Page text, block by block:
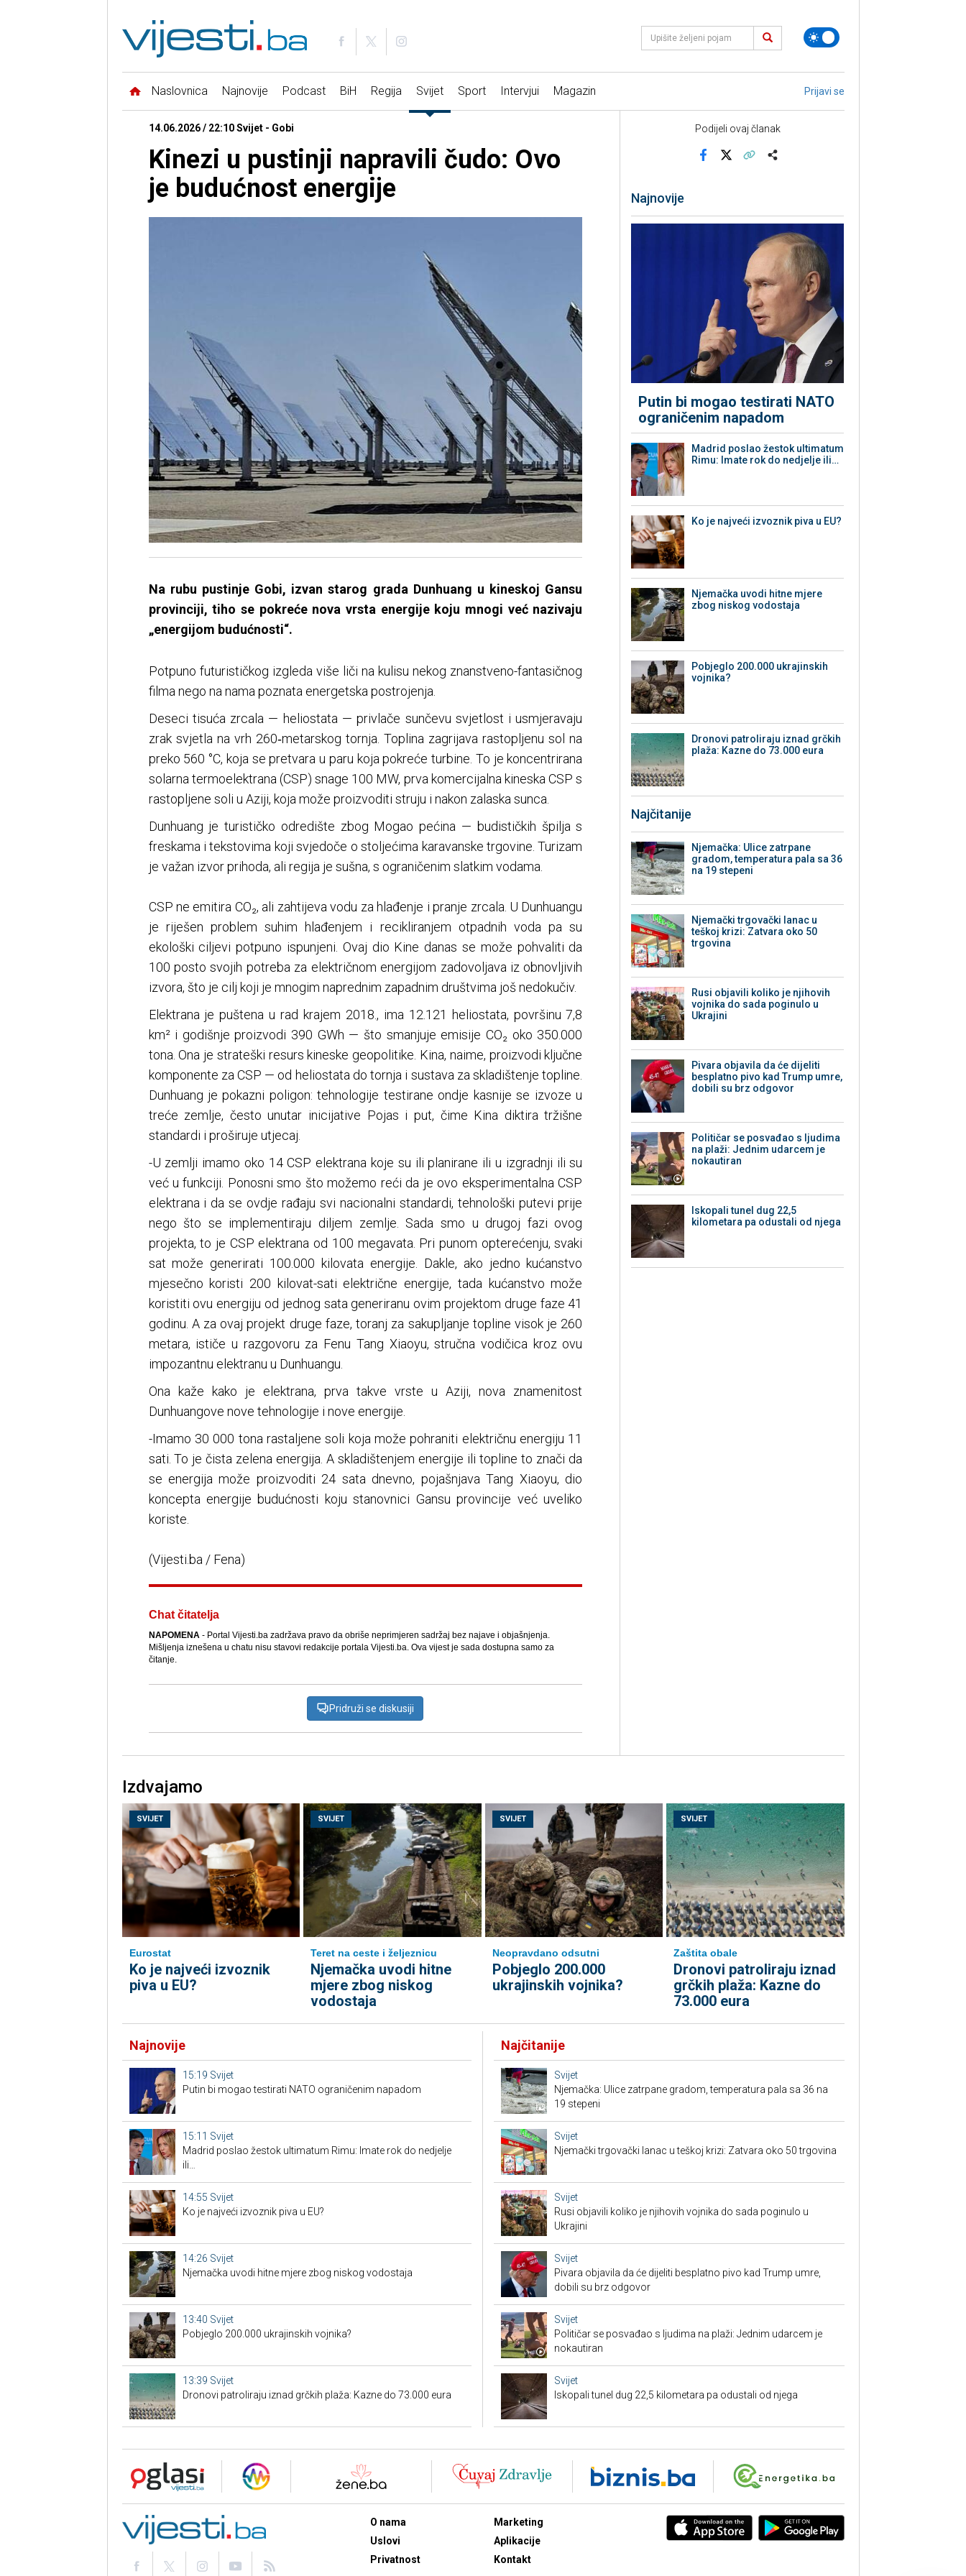
Naslovnica Najnovije Podcast BiH Regija Svijet Sport Intervjui Magazin Prijavi se
14.06.2026 / 22:10 Svijet - Gobi
Kinezi u pustinji napravili čudo: Ovo
je budućnost energije
Na rubu pustinje Gobi, izvan starog grada Dunhuang u kineskoj Gansu
provinciji, tiho se pokreće nova vrsta energije koju mnogi već nazivaju
„energijom budućnosti“.
Potpuno futurističkog izgleda više liči na kulisu nekog znanstveno-fantasičnog
filma nego na nama poznata energetska postrojenja.
Deseci tisuća zrcala — heliostata — privlače sunčevu svjetlost i usmjeravaju
zrak svjetla na vrh 260‑metarskog tornja. Toplina zagrijava rastopljenu sol na
preko 560 °C, koja se pretvara u paru koja pokreće turbine. To je koncentrirana
solarna termoelektrana (CSP) snage 100 MW, prva komercijalna kineska CSP s
rastopljene soli u Aziji, koja može proizvoditi struju i nakon zalaska sunca.
Dunhuang je turističko odredište zbog Mogao pećina — budističkih špilja s
freskama i tekstovima koji svjedoče o stoljećima karavanske trgovine. Turizam
je važan izvor prihoda, ali regija je sušna, s ograničenim slatkim vodama.
CSP ne emitira CO₂, ali zahtijeva vodu za hlađenje i pranje zrcala. U Dunhuangu
je riješen problem suhim hlađenjem i recikliranjem otpadnih voda pa su
ekološki ciljevi potpuno ispunjeni. Ovaj dio Kine danas se može pohvaliti da
100 posto svojih potreba za električnom energijom zadovoljava iz obnovljivih
izvora, što je cilj koji je mnogim naprednim zapadnim društvima još nedokučiv.
Elektrana je puštena u rad krajem 2018., ima 12.121 heliostata, površinu 7,8
km² i godišnje proizvodi 390 GWh — što smanjuje emisije CO₂ oko 350.000
tona. Ona je strateški resurs kineske geopolitike. Kina, naime, proizvodi ključne
komponente za CSP — od heliostata do tornja i sustava za skladištenje topline.
Dunhuang je pokazni poligon: tehnologije testirane ondje kasnije se izvoze u
treće zemlje, često unutar inicijative Pojas i put, čime Kina diktira tržišne
standardi i proširuje utjecaj.
-U zemlji imamo oko 14 CSP elektrana koje su ili planirane ili u izgradnji ili su
već u funkciji. Ponosni smo što možemo reći da je ovo eksperimentalna CSP
elektrana i da se ovdje rađaju svi nacionalni standardi, tehnološki putevi prije
nego što se implementiraju diljem zemlje. Sada smo u drugoj fazi ovog
projekta, to je CSP elektrana od 100 megavata. Pri punom opterećenju, svaki
sat može generirati 100.000 kilovata energije. Dakle, ako jedno kućanstvo
mjesečno koristi 200 kilovat-sati električne energije, tada kućanstvo može
koristiti ovu energiju od jednog sata generiranu ovim projektom druge faze 41
godinu. A za ovaj projekt druge faze, toranj za sakupljanje topline visok je 260
metara, ističe u razgovoru za Fenu Tang Xiaoyu, stručna vodičica kroz ovu
impozantnu elektranu u Dunhuangu.
Ona kaže kako je elektrana, prva takve vrste u Aziji, nova znamenitost
Dunhuangove nove tehnologije i nove energije.
-Imamo 30 000 tona rastaljene soli koja može pohraniti električnu energiju 11
sati. To je čista zelena energija. A skladištenjem energije ili topline to znači da
se energija može proizvoditi 24 sata dnevno, pojašnjava Tang Xiaoyu, dio
koncepta energije budućnosti koju stanovnici Gansu provincije već uveliko
koriste.
(Vijesti.ba / Fena)
Chat čitatelja
NAPOMENA- Portal Vijesti.ba zadržava pravo da obriše neprimjeren sadržaj bez najave i objašnjenja.
Mišljenja iznešena u chatu nisu stavovi redakcije portala Vijesti.ba. Ova vijest je sada dostupna samo za
čitanje.
Pridruži se diskusiji
Podijeli ovaj članak
Najnovije
Putin bi mogao testirati NATO
ograničenim napadom
Madrid poslao žestok ultimatum
Rimu: Imate rok do nedjelje ili…
Ko je najveći izvoznik piva u EU?
Njemačka uvodi hitne mjere
zbog niskog vodostaja
Pobjeglo 200.000 ukrajinskih
vojnika?
Dronovi patroliraju iznad grčkih
plaža: Kazne do 73.000 eura
Najčitanije
Njemačka: Ulice zatrpane
gradom, temperatura pala sa 36
na 19 stepeni
Njemački trgovački lanac u
teškoj krizi: Zatvara oko 50
trgovina
Rusi objavili koliko je njihovih
vojnika do sada poginulo u
Ukrajini
Pivara objavila da će dijeliti
besplatno pivo kad Trump umre,
dobili su brz odgovor
Političar se posvađao s ljudima
na plaži: Jednim udarcem je
nokautiran
Iskopali tunel dug 22,5
kilometara pa odustali od njega
Izdvajamo
SVIJET
Eurostat
Ko je najveći izvoznik
piva u EU?
SVIJET
Teret na ceste i željeznicu
Njemačka uvodi hitne
mjere zbog niskog
vodostaja
SVIJET
Neopravdano odsutni
Pobjeglo 200.000
ukrajinskih vojnika?
SVIJET
Zaštita obale
Dronovi patroliraju iznad
grčkih plaža: Kazne do
73.000 eura
Najnovije
15:19 Svijet
Putin bi mogao testirati NATO ograničenim napadom
15:11 Svijet
Madrid poslao žestok ultimatum Rimu: Imate rok do nedjelje
ili…
14:55 Svijet
Ko je najveći izvoznik piva u EU?
14:26 Svijet
Njemačka uvodi hitne mjere zbog niskog vodostaja
13:40 Svijet
Pobjeglo 200.000 ukrajinskih vojnika?
13:39 Svijet
Dronovi patroliraju iznad grčkih plaža: Kazne do 73.000 eura
Najčitanije
Svijet
Njemačka: Ulice zatrpane gradom, temperatura pala sa 36 na
19 stepeni
Svijet
Njemački trgovački lanac u teškoj krizi: Zatvara oko 50 trgovina
Svijet
Rusi objavili koliko je njihovih vojnika do sada poginulo u
Ukrajini
Svijet
Pivara objavila da će dijeliti besplatno pivo kad Trump umre,
dobili su brz odgovor
Svijet
Političar se posvađao s ljudima na plaži: Jednim udarcem je
nokautiran
Svijet
Iskopali tunel dug 22,5 kilometara pa odustali od njega
O nama
Uslovi
Privatnost
Marketing
Aplikacije
Kontakt